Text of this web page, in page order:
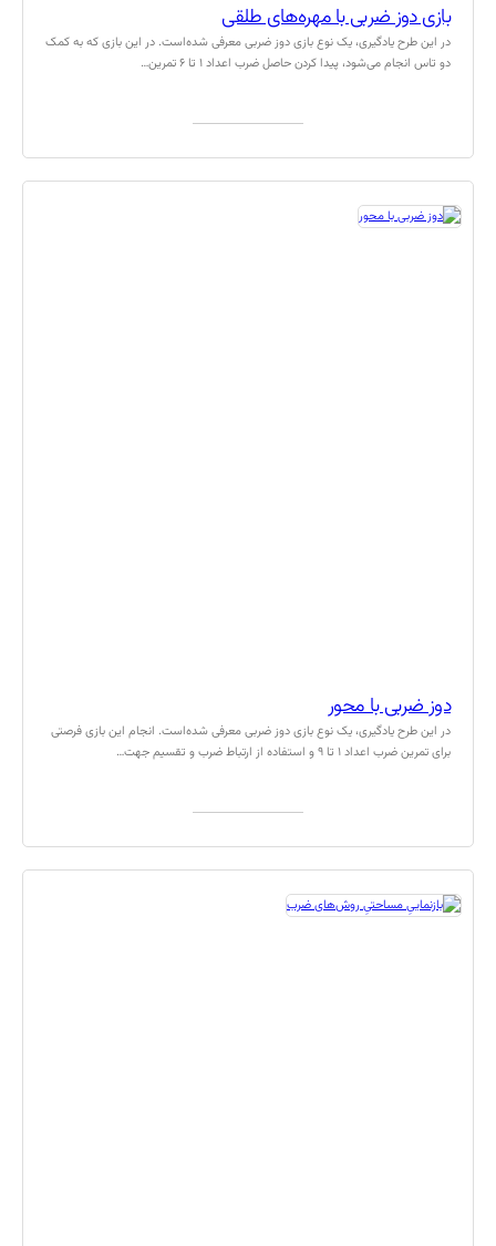
بازی دوز ضربی با مهره‌های طلقی
در این طرح یادگیری، یک نوع بازی دوز ضربی معرفی شده‌است. در این بازی که به کمک
دو تاس انجام می‌شود، پیدا کردن حاصل ضرب اعداد ۱ تا ۶ تمرین…
دوز ضربی با محور
در این طرح یادگیری، یک نوع بازی دوز ضربی معرفی شده‌است. انجام این بازی فرصتی
برای تمرین ضرب اعداد ۱ تا ۹ و استفاده از ارتباط ضرب و تقسیم جهت…